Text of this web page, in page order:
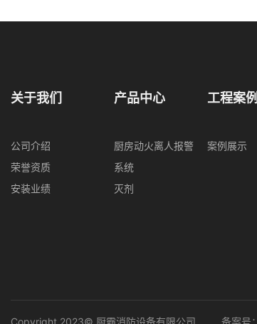
关于我们
公司介绍
荣誉资质
安装业绩
产品中心
厨房动火离人报警
系统
灭剂
工程案例
案例展示
Copyright 2023© 厨霸消防设备有限公司 备案号：